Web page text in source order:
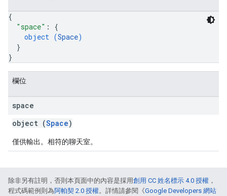
{
"space" : {
object (Space)
}
}
欄位
space
object (Space)
僅供輸出。相符的聊天室。
除非另有註明，否則本頁面中的內容是採用創用 CC 姓名標示 4.0 授權 ，
程式碼範例則為阿帕契 2.0 授權。詳情請參閱《Google Developers 網站